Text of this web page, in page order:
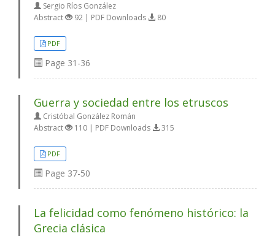
Sergio Ríos González
Abstract
92 | PDF Downloads 80
PDF
Page 31-36
Guerra y sociedad entre los etruscos
Cristóbal González Román
Abstract
110 | PDF Downloads 315
PDF
Page 37-50
La felicidad como fenómeno histórico: la
Grecia clásica